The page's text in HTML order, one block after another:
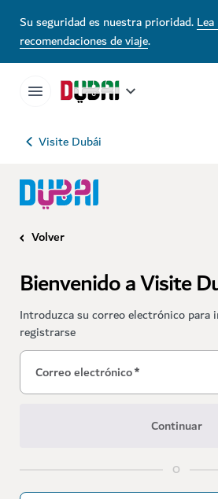
Su seguridad es nuestra prioridad.
recomendaciones de viaje.
Visite Dubái
Volver
Bienvenido a Visite
Introduzca su correo electrónico para
registrarse
Correo electrónico*
Continuar
O